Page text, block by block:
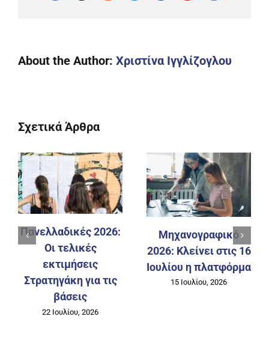
About the Author: Χριστίνα Ιγγλίζογλου
Σχετικά Άρθρα
Πανελλαδικές 2026:
Οι τελικές
εκτιμήσεις
Στρατηγάκη για τις
βάσεις
22 Ιουλίου, 2026
Μηχανογραφικό
2026: Κλείνει στις 16
Ιουλίου η πλατφόρμα
15 Ιουλίου, 2026